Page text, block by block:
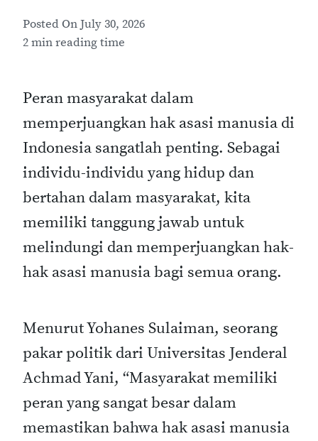
Posted OnJuly 30, 2026
2 min reading time
Peran masyarakat dalam
memperjuangkan hak asasi manusia di
Indonesia sangatlah penting. Sebagai
individu-individu yang hidup dan
bertahan dalam masyarakat, kita
memiliki tanggung jawab untuk
melindungi dan memperjuangkan hak-
hak asasi manusia bagi semua orang.
Menurut Yohanes Sulaiman, seorang
pakar politik dari Universitas Jenderal
Achmad Yani, “Masyarakat memiliki
peran yang sangat besar dalam
memastikan bahwa hak asasi manusia